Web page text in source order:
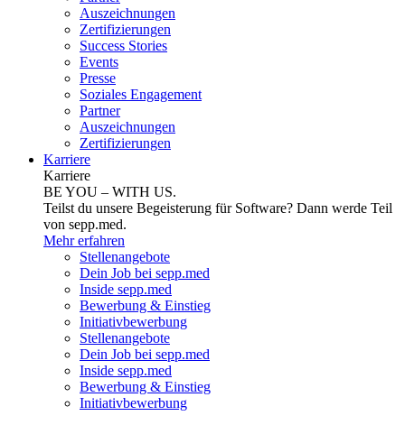
Auszeichnungen
Zertifizierungen
Success Stories
Events
Presse
Soziales Engagement
Partner
Auszeichnungen
Zertifizierungen
Karriere
Karriere
BE YOU – WITH US.
Teilst du unsere Begeisterung für Software? Dann werde Teil
von sepp.med.
Mehr erfahren
Stellenangebote
Dein Job bei sepp.med
Inside sepp.med
Bewerbung & Einstieg
Initiativbewerbung
Stellenangebote
Dein Job bei sepp.med
Inside sepp.med
Bewerbung & Einstieg
Initiativbewerbung